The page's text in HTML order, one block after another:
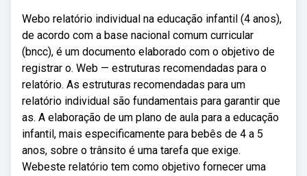
Webo relatório individual na educação infantil (4 anos),
de acordo com a base nacional comum curricular
(bncc), é um documento elaborado com o objetivo de
registrar o. Web — estruturas recomendadas para o
relatório. As estruturas recomendadas para um
relatório individual são fundamentais para garantir que
as. A elaboração de um plano de aula para a educação
infantil, mais especificamente para bebês de 4 a 5
anos, sobre o trânsito é uma tarefa que exige.
Webeste relatório tem como objetivo fornecer uma